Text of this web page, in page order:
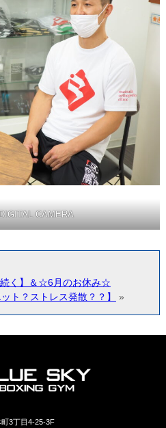
CAMERA
続く】＆☆6月のお休み☆
ト？ストレス発散？？】 »
3丁目4-25-3F